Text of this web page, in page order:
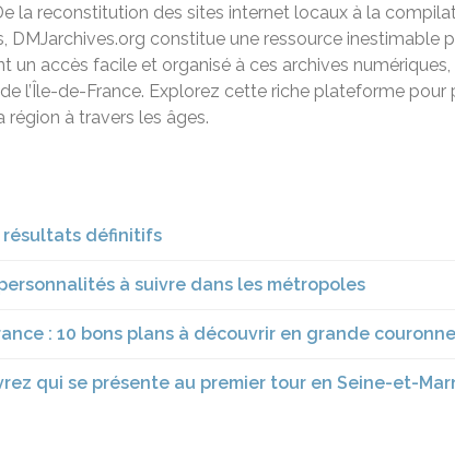
la reconstitution des sites internet locaux à la
DMJarchives.org constitue une ressource inestimable
un accès facile et organisé à ces archives
l’Île-de-France. Explorez cette riche plateforme pour
à travers les âges.
résultats définitifs
à suivre dans les métropoles
: 10 bons plans à découvrir en grande couronne
qui se présente au premier tour en Seine-et-